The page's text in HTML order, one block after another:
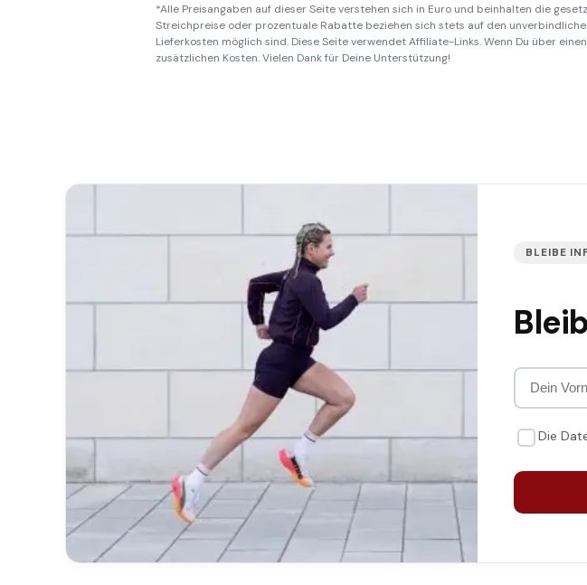
*Alle Preisangaben auf dieser Seite verstehen sich in Euro und beinhalten die
Streichpreise oder prozentuale Rabatte beziehen sich stets auf den
Lieferkosten möglich sind. Diese Seite verwendet Affiliate-Links. Wenn Du über
zusätzlichen Kosten. Vielen Dank für Deine Unterstützung!
BLEIBE
Die